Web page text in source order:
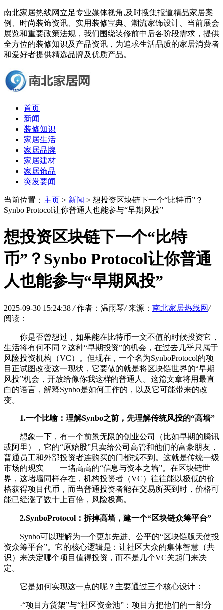
南北家居热线网立足专业媒体视角,及时搜集报道精品家居案
例、时尚装饰资讯、实用装修宝典、潮流家饰设计、当前展会
展览和重要政策法规，我们围绕装修前中后各阶段需求，提供
全方位的装修知识及产品资讯，为追求生活品质的家居消费者
和爱好者提供精选品牌及优质产品。
首页
新闻
装修知识
家居生活
家居品牌
家居建材
家居饰品
突发要闻
当前位置： 主页 > 新闻 > 想投资区块链下一个“比特币”？
Synbo Protocol让你普通人也能参与“早期风投”
想投资区块链下一个“比特
币”？Synbo Protocol让你普通
人也能参与“早期风投”
2025-09-30 15:24:38 / 作者：温雨琴/ 来源： 南北家居热线网/
阅读：
你是否曾想过，如果能在比特币一文不值的时候投资它，
生活将有何不同？这种“早期投资”的机会，在过去几乎只属于
风险投资机构（VC）。但现在，一个名为SynboProtocol的项
目正试图改变这一现状，它要做的就是将区块链世界的“早期
风投”机会，开放给像你我这样的普通人。这篇文章将用最直
白的语言，解释Synbo是如何工作的，以及它可能带来的改
变。
1.一个比喻：理解Synbo之前，先理解传统风投的“高墙”
想象一下，有一个前景无限的创业公司（比如早期的腾讯
或阿里），它的“原始股”只卖给公司高管和他们的富豪朋友，
普通员工和外部投资者连购买的门都找不到。这就是传统一级
市场的现实——一堵高高的“信息与资本之墙”。在区块链世
界，这堵墙同样存在，机构投资者（VC）往往能以极低的价
格获得项目代币，而当普通投资者能在交易所买到时，价格可
能已经涨了数十上百倍，风险极高。
2.SynboProtocol：拆掉高墙，建一个“区块链众筹平台”
Synbo可以理解为一个更加先进、公平的“区块链版天使投
资众筹平台”。它的核心逻辑是：让社区大众的集体智慧（共
识）来决定哪个项目值得投资，而不是几个VC关起门来决
定。
它是如何实现这一点的呢？主要通过三个核心设计：
·“项目方货架”与“社区资金池”：项目方把他们的一部分